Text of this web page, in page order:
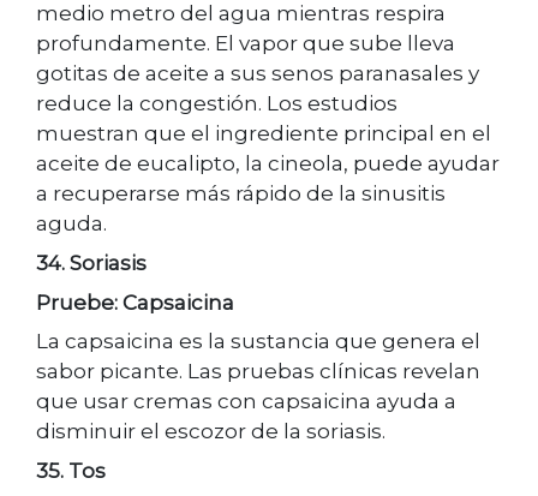
medio metro del agua mientras respira
profundamente. El vapor que sube lleva
gotitas de aceite a sus senos paranasales y
reduce la congestión. Los estudios
muestran que el ingrediente principal en el
aceite de eucalipto, la cineola, puede ayudar
a recuperarse más rápido de la sinusitis
aguda.
34. Soriasis
Pruebe: Capsaicina
La capsaicina es la sustancia que genera el
sabor picante. Las pruebas clínicas revelan
que usar cremas con capsaicina ayuda a
disminuir el escozor de la soriasis.
35. Tos